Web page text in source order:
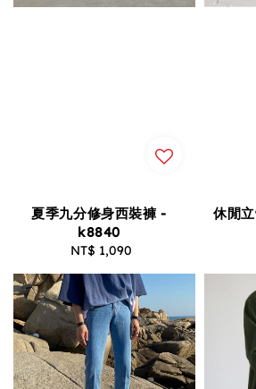
夏季九分修身西裝褲 -
k8840
Regular
NT$ 1,090
休閒